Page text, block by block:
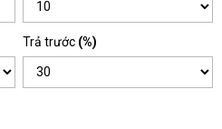
Trả trước (%)